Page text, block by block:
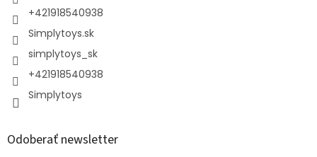
+421918540938
Simplytoys.sk
simplytoys_sk
+421918540938
Simplytoys
Odoberať newsletter